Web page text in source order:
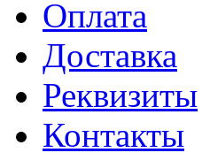
Оплата
Доставка
Реквизиты
Контакты